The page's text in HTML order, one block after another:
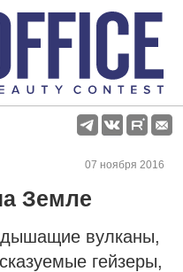
07 ноября 2016
Земле
вулканы,
гейзеры,